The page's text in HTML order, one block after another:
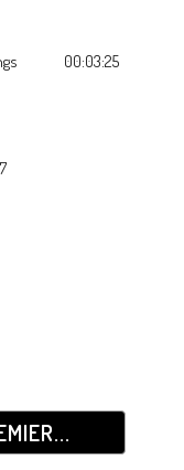
00:03:25